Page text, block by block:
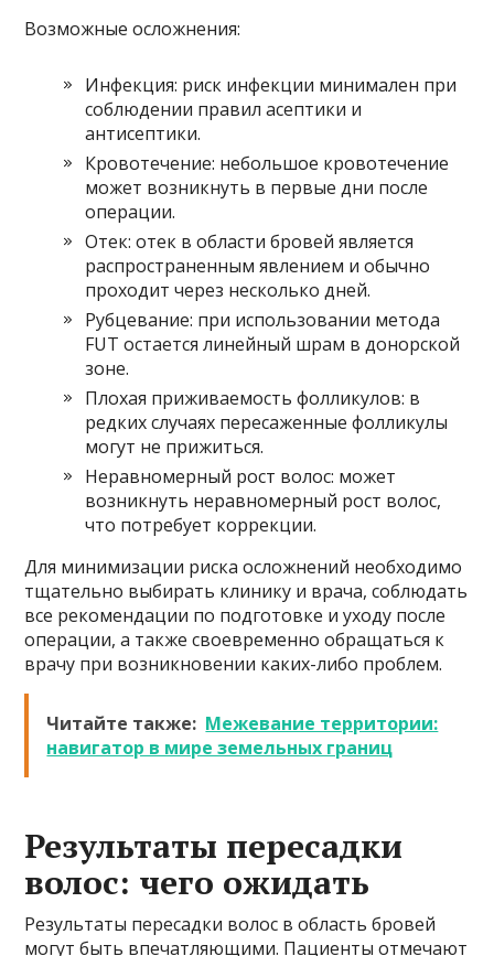
Возможные осложнения:
Инфекция: риск инфекции минимален при
соблюдении правил асептики и
антисептики.
Кровотечение: небольшое кровотечение
может возникнуть в первые дни после
операции.
Отек: отек в области бровей является
распространенным явлением и обычно
проходит через несколько дней.
Рубцевание: при использовании метода
FUT остается линейный шрам в донорской
зоне.
Плохая приживаемость фолликулов: в
редких случаях пересаженные фолликулы
могут не прижиться.
Неравномерный рост волос: может
возникнуть неравномерный рост волос,
что потребует коррекции.
Для минимизации риска осложнений необходимо
тщательно выбирать клинику и врача, соблюдать
все рекомендации по подготовке и уходу после
операции, а также своевременно обращаться к
врачу при возникновении каких-либо проблем.
Читайте также: Межевание территории:
навигатор в мире земельных границ
Результаты пересадки
волос: чего ожидать
Результаты пересадки волос в область бровей
могут быть впечатляющими. Пациенты отмечают